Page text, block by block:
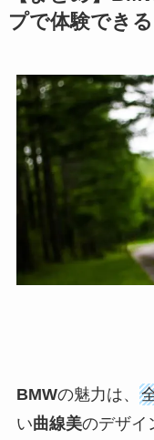
プで体験できる
BMWの魅力は、
い曲線美のデザイ